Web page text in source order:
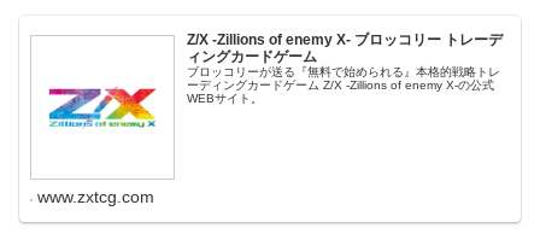
Z/X -Zillions of enemy X- ブロッコリー トレーデ
ィングカードゲーム
ブロッコリーが送る『無料で始められる』本格的戦略トレ
ーディングカードゲーム Z/X -Zillions of enemy X-の公式
WEBサイト。
www.zxtcg.com